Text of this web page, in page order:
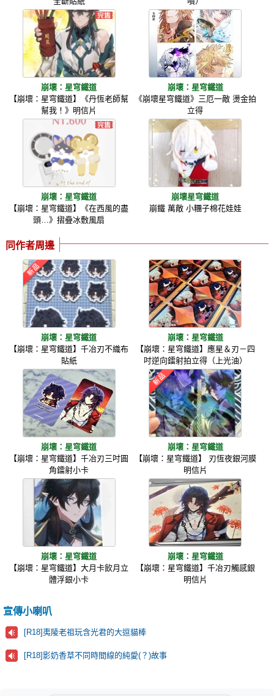
崩壞：星穹鐵道
【崩壞：星穹鐵道】《丹恆老師幫
幫我！》明信片
崩壞：星穹鐵道
《崩壞星穹鐵道》三厄一敵 燙金拍
立得
崩壞：星穹鐵道
【崩壞：星穹鐵道】《在西風的盡
頭…》摺疊冰敷風扇
崩壞星穹鐵道
崩鐵 萬敵 小糰子棉花娃娃
同作者周邊
崩壞：星穹鐵道
【崩壞：星穹鐵道】千冶刃不織布
貼紙
崩壞：星穹鐵道
【崩壞：星穹鐵道】應星＆刃－四
吋逆向鐳射拍立得（上光油）
崩壞：星穹鐵道
【崩壞：星穹鐵道】千冶刃三吋圓
角鐳射小卡
崩壞：星穹鐵道
【崩壞：星穹鐵道】 刃恆夜銀河膜
明信片
崩壞：星穹鐵道
【崩壞：星穹鐵道】大月卡飲月立
體浮銀小卡
崩壞：星穹鐵道
【崩壞：星穹鐵道】千冶刃觸感銀
明信片
宣傳小喇叭
[R18]夷陵老祖玩含光君的大逗貓棒
[R18]影奶香草不同時間線的純愛(？)故事